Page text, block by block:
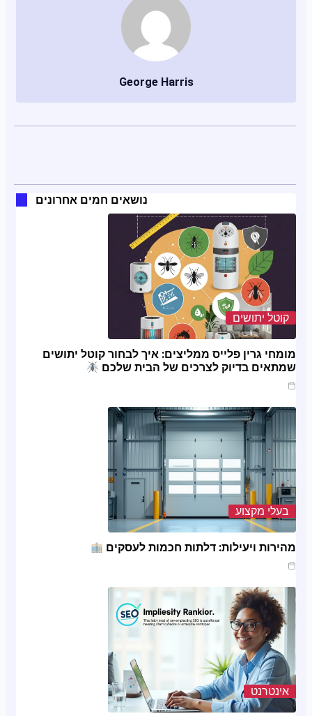
George Harris
נושאים חמים אחרונים
קוטל יתושים
מומחי גרין פלייס ממליצים: איך לבחור קוטל יתושים
שמתאים בדיוק לצרכים של הבית שלכם
מרץ 20, 2025
בעלי מקצוע
מהירות ויעילות: דלתות חכמות לעסקים
ינו 20, 2025
אינטרנט